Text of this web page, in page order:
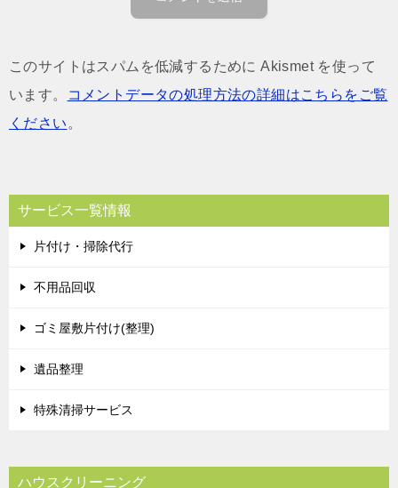
このサイトはスパムを低減するために Akismet を使って
います。
コメントデータの処理方法の詳細はこちらをご覧
ください 。
サービス一覧情報
片付け・掃除代行
不用品回収
ゴミ屋敷片付け(整理)
遺品整理
特殊清掃サービス
ハウスクリーニング